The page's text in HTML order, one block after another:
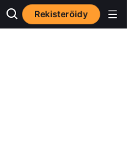
Rekisteröidy